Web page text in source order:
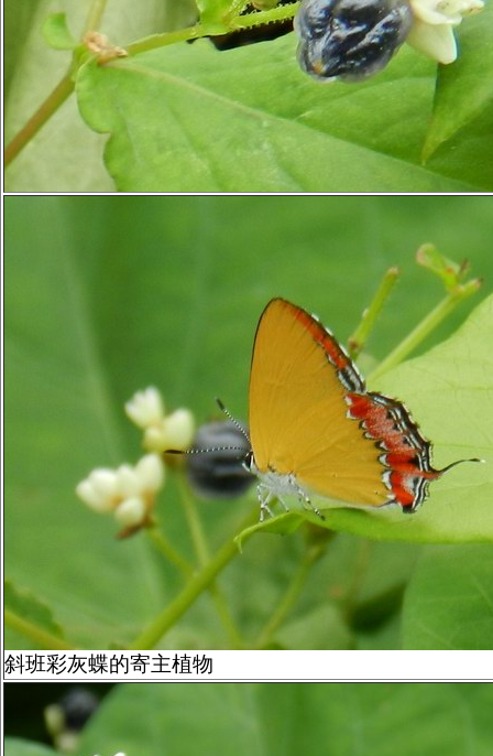
斜班彩灰蝶的寄主植物